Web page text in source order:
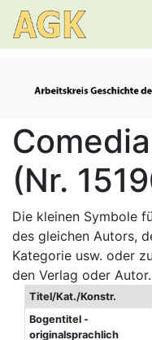
(Nr.
Die kleinen Symbole
des gleichen Autors,
Kategorie usw. oder
den Verlag oder Autor.
Titel/Kat./Konstr.
Bogentitel -
originalsprachlich